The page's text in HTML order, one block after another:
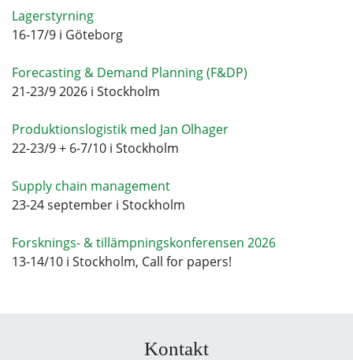
Lagerstyrning
16-17/9 i Göteborg
Forecasting & Demand Planning (F&DP)
21-23/9 2026 i Stockholm
Produktionslogistik med Jan Olhager
22-23/9 + 6-7/10 i Stockholm
Supply chain management
23-24 september i Stockholm
Forsknings- & tillämpningskonferensen 2026
13-14/10 i Stockholm, Call for papers!
Kontakt